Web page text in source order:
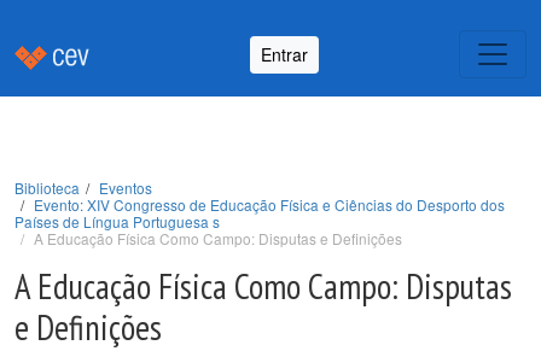
Entrar
Biblioteca
Eventos
Evento: XIV Congresso de Educação Física e Ciências do Desporto dos
Países de Língua Portuguesa s
A Educação Física Como Campo: Disputas e Definições
A Educação Física Como Campo: Disputas
e Definições